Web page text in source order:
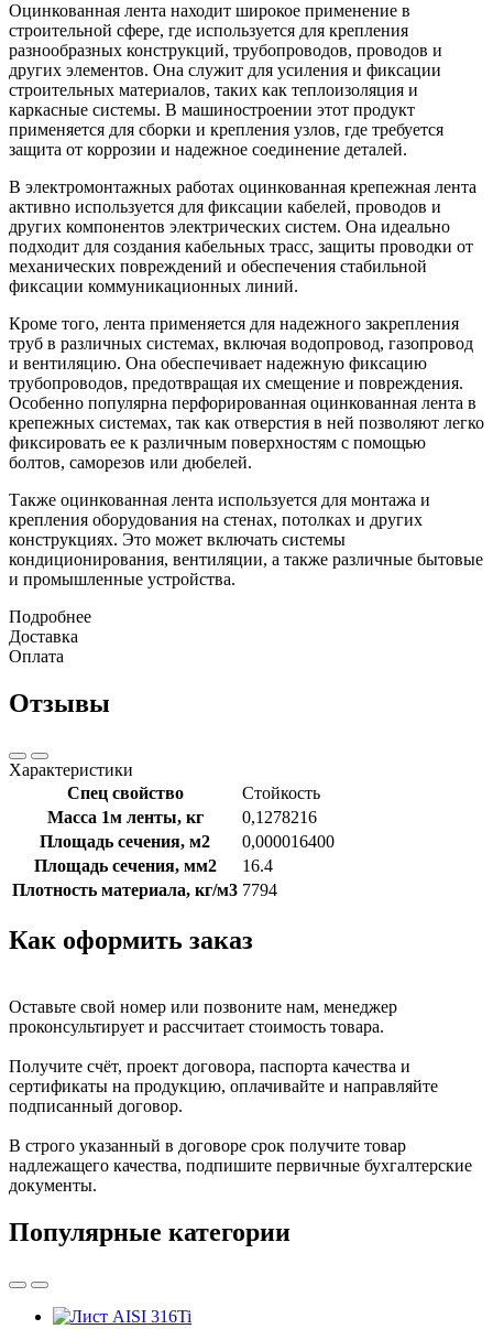
Оцинкованная лента находит широкое применение в
строительной сфере, где используется для крепления
разнообразных конструкций, трубопроводов, проводов и
других элементов. Она служит для усиления и фиксации
строительных материалов, таких как теплоизоляция и
каркасные системы. В машиностроении этот продукт
применяется для сборки и крепления узлов, где требуется
защита от коррозии и надежное соединение деталей.
В электромонтажных работах оцинкованная крепежная лента
активно используется для фиксации кабелей, проводов и
других компонентов электрических систем. Она идеально
подходит для создания кабельных трасс, защиты проводки от
механических повреждений и обеспечения стабильной
фиксации коммуникационных линий.
Кроме того, лента применяется для надежного закрепления
труб в различных системах, включая водопровод, газопровод
и вентиляцию. Она обеспечивает надежную фиксацию
трубопроводов, предотвращая их смещение и повреждения.
Особенно популярна перфорированная оцинкованная лента в
крепежных системах, так как отверстия в ней позволяют легко
фиксировать ее к различным поверхностям с помощью
болтов, саморезов или дюбелей.
Также оцинкованная лента используется для монтажа и
крепления оборудования на стенах, потолках и других
конструкциях. Это может включать системы
кондиционирования, вентиляции, а также различные бытовые
и промышленные устройства.
Подробнее
Доставка
Оплата
Отзывы
Характеристики
Спец свойство
Стойкость
Масса 1м ленты, кг
0,1278216
Площадь сечения, м2
0,000016400
Площадь сечения, мм2
16.4
Плотность материала, кг/м3 7794
Как оформить заказ
Оставьте свой номер или позвоните нам, менеджер
проконсультирует и рассчитает стоимость товара.
Получите счёт, проект договора, паспорта качества и
сертификаты на продукцию, оплачивайте и направляйте
подписанный договор.
В строго указанный в договоре срок получите товар
надлежащего качества, подпишите первичные бухгалтерские
документы.
Популярные категории